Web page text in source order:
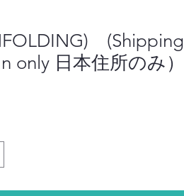
(Shipping
only 日本住所のみ）